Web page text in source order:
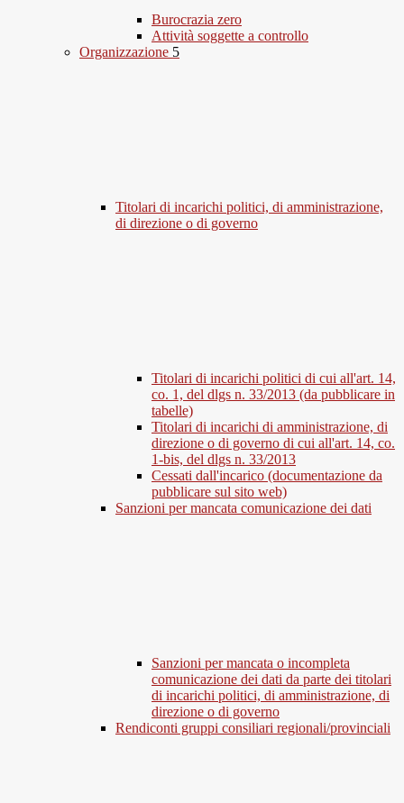
Burocrazia zero
Attività soggette a controllo
Organizzazione 5
Titolari di incarichi politici, di amministrazione,
di direzione o di governo
Titolari di incarichi politici di cui all'art. 14,
co. 1, del dlgs n. 33/2013 (da pubblicare in
tabelle)
Titolari di incarichi di amministrazione, di
direzione o di governo di cui all'art. 14, co.
1-bis, del dlgs n. 33/2013
Cessati dall'incarico (documentazione da
pubblicare sul sito web)
Sanzioni per mancata comunicazione dei dati
Sanzioni per mancata o incompleta
comunicazione dei dati da parte dei titolari
di incarichi politici, di amministrazione, di
direzione o di governo
Rendiconti gruppi consiliari regionali/provinciali